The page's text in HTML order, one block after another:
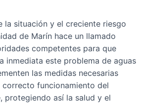
la situación y el creciente riesgo
de Marín hace un llamado
competentes para que
inmediata este problema de aguas
las medidas necesarias
correcto funcionamiento del
protegiendo así la salud y el